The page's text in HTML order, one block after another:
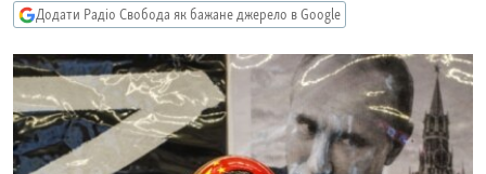
УКРАЇНА
СВІТ
СХЕМИ
КИТАЙ.ВИКЛИКИ
МУЛЬТИМЕДІА
ФОТО
Додати Радіо Свобода як бажане джерело в Google